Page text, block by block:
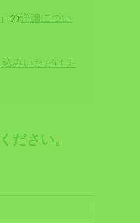
の詳細につい
みいただけま
ださい。